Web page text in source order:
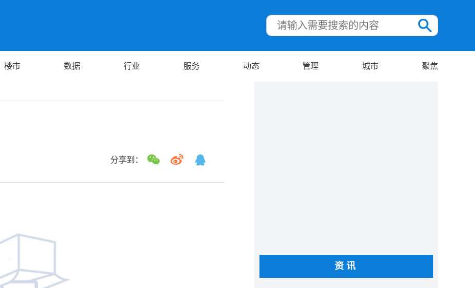
楼市 数据 行业 服务 动态 管理 城市 聚焦
分享到：
资讯